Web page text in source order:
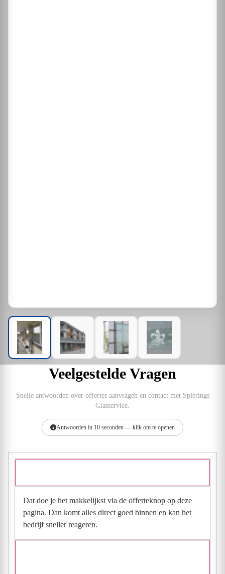
Veelgestelde Vragen
Snelle antwoorden over offertes aanvragen en contact met Spierings
Glasservice.
Antwoorden in 10 seconden — klik om te openen
Dat doe je het makkelijkst via de offerteknop op deze
pagina. Dan komt alles direct goed binnen en kan het
bedrijf sneller reageren.